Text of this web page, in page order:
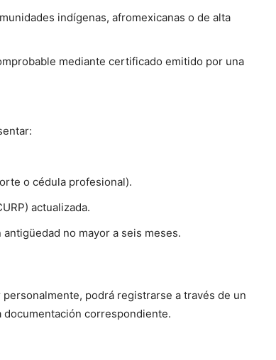
indígenas, afromexicanas o de alta
mediante certificado emitido por una
o cédula profesional).
actualizada.
no mayor a seis meses.
podrá registrarse a través de un
correspondiente.